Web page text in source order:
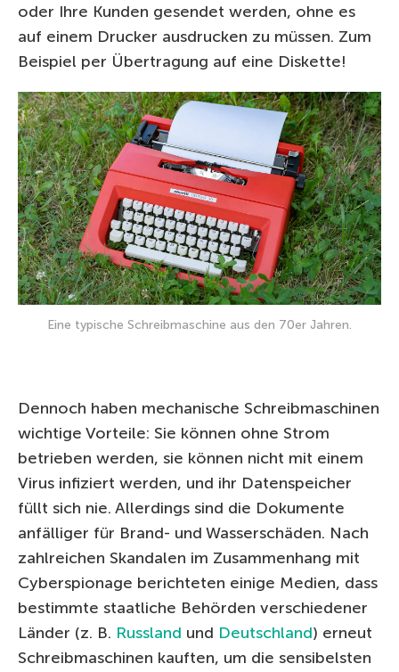
oder Ihre Kunden gesendet werden, ohne es
auf einem Drucker ausdrucken zu müssen. Zum
Beispiel per Übertragung auf eine Diskette!
Eine typische Schreibmaschine aus den 70er Jahren.
Dennoch haben mechanische Schreibmaschinen
wichtige Vorteile: Sie können ohne Strom
betrieben werden, sie können nicht mit einem
Virus infiziert werden, und ihr Datenspeicher
füllt sich nie. Allerdings sind die Dokumente
anfälliger für Brand- und Wasserschäden. Nach
zahlreichen Skandalen im Zusammenhang mit
Cyberspionage berichteten einige Medien, dass
bestimmte staatliche Behörden verschiedener
Länder (z. B. Russland und Deutschland) erneut
Schreibmaschinen kauften, um die sensibelsten